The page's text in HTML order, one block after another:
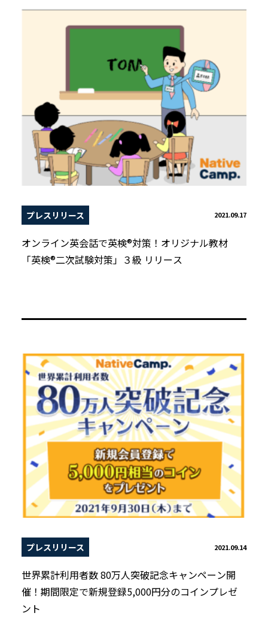
プレスリリース 2021.09.17
オンライン英会話で英検®対策！オリジナル教材
「英検®二次試験対策」３級 リリース
プレスリリース 2021.09.14
世界累計利用者数 80万人突破記念キャンペーン開
催！期間限定で新規登録5,000円分のコインプレゼ
ント